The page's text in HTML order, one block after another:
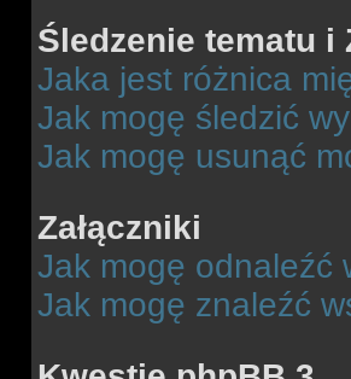
Śledzenie tematu i
Jaka jest różnica
Jak mogę śledzić
Jak mogę usunąć
Załączniki
Jak mogę odnaleźć
Jak mogę znaleźć